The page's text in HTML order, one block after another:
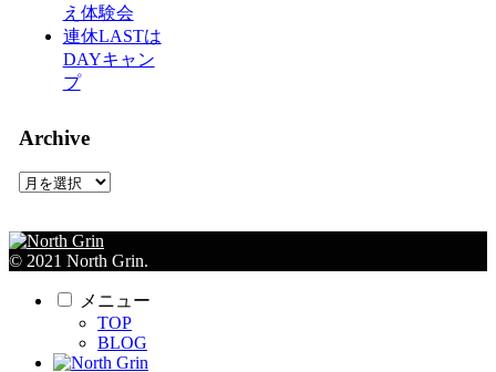
え体験会
連休LASTは
DAYキャン
プ
Archive
Archive
© 2021 North Grin.
メニュー
TOP
BLOG